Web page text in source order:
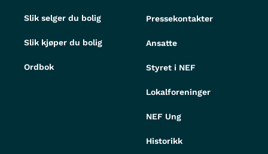
Slik selger du bolig
Slik kjøper du bolig
Ordbok
Pressekontakter
Ansatte
Styret i NEF
Lokalforeninger
NEF Ung
Historikk